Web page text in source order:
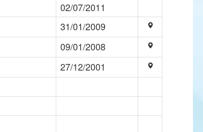
02/07/2011
31/01/2009
09/01/2008
27/12/2001